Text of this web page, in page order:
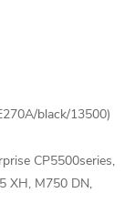
black/13500)
CP5500series,
XH, M750 DN,